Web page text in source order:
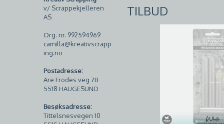
v/ Scrappekjelleren
AS
Org. nr. 992594969
camilla@kreativscrapp
ing.no
Postadresse:
Are Frodes veg 7B
5518 HAUGESUND
Besøksadresse:
Tittelsnesvegen 10
TILBUD